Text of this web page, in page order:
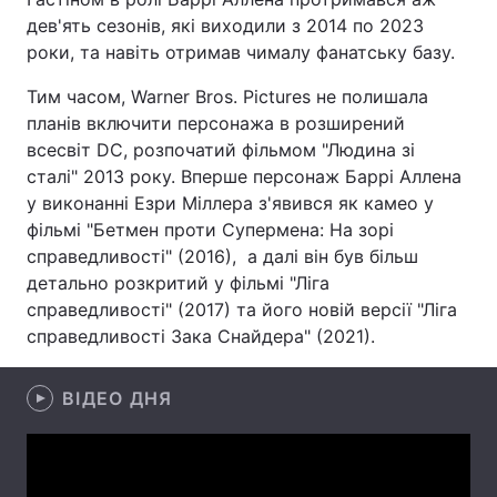
Лонгріди
Відео з Youtube Статті
Інтерв'ю Думки
Архів Вакансії
Контакти
дев'ять сезонів, які виходили з 2014 по 2023
роки, та навіть отримав чималу фанатську базу.
Тим часом, Warner Bros. Pictures не полишала
планів включити персонажа в розширений
всесвіт DC, розпочатий фільмом "Людина зі
сталі" 2013 року. Вперше персонаж Баррі Аллена
у виконанні Езри Міллера з'явився як камео у
фільмі "Бетмен проти Супермена: На зорі
справедливості" (2016), а далі він був більш
детально розкритий у фільмі "Ліга
справедливості" (2017) та його новій версії "Ліга
справедливості Зака Снайдера" (2021).
ВІДЕО ДНЯ